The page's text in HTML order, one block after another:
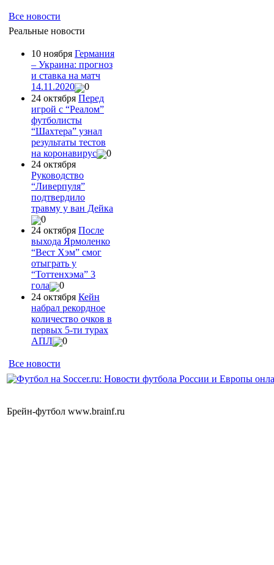
Все новости
Реальные новости
10 ноября Германия
– Украина: прогноз
и ставка на матч
14.11.2020
0
24 октября Перед
игрой с “Реалом”
футболисты
“Шахтера” узнал
результаты тестов
на коронавирус
0
24 октября
Руководство
“Ливерпуля”
подтвердило
травму у ван Дейка
0
24 октября После
выхода Ярмоленко
“Вест Хэм” смог
отыграть у
“Тоттенхэма” 3
гола
0
24 октября Кейн
набрал рекордное
количество очков в
первых 5-ти турах
АПЛ
0
Все новости
Брейн-футбол www.brainf.ru